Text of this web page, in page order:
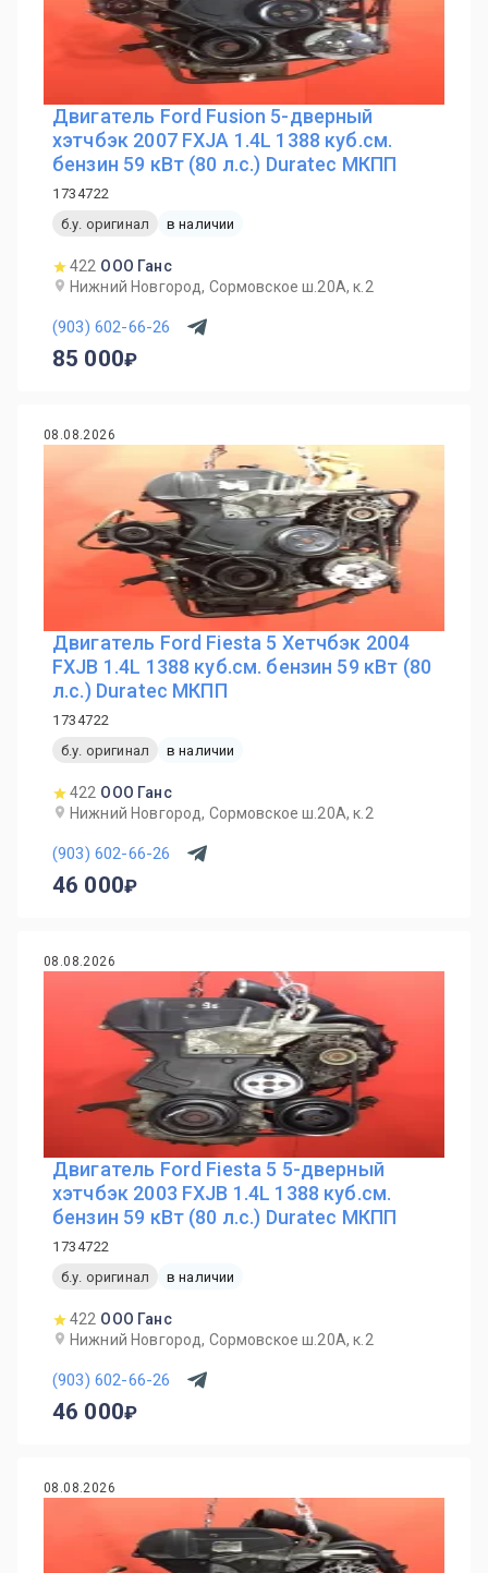
Двигатель Ford Fusion 5-дверный
хэтчбэк 2007 FXJA 1.4L 1388 куб.см.
бензин 59 кВт (80 л.с.) Duratec МКПП
1734722
б.у. оригинал
в наличии
422 ООО Ганс
Нижний Новгород, Сормовское ш.20А, к.2
(903) 602-66-26
85 000
08.08.2026
Двигатель Ford Fiesta 5 Хетчбэк 2004
FXJB 1.4L 1388 куб.см. бензин 59 кВт (80
л.с.) Duratec МКПП
1734722
б.у. оригинал
в наличии
422 ООО Ганс
Нижний Новгород, Сормовское ш.20А, к.2
(903) 602-66-26
46 000
08.08.2026
Двигатель Ford Fiesta 5 5-дверный
хэтчбэк 2003 FXJB 1.4L 1388 куб.см.
бензин 59 кВт (80 л.с.) Duratec МКПП
1734722
б.у. оригинал
в наличии
422 ООО Ганс
Нижний Новгород, Сормовское ш.20А, к.2
(903) 602-66-26
46 000
08.08.2026